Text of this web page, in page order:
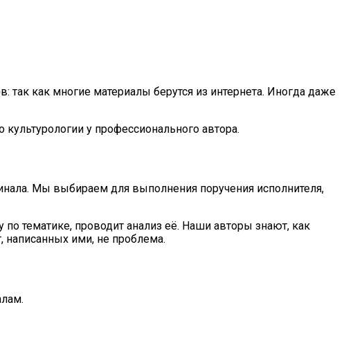
так как многие материалы берутся из интернета. Иногда даже
культурологии у профессионального автора.
Мы выбираем для выполнения поручения исполнителя,
тематике, проводит анализ её. Наши авторы знают, как
написанных ими, не проблема.